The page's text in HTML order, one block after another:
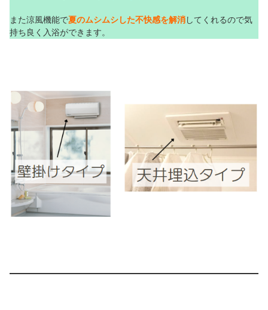
また涼風機能で夏のムシムシした不快感を解消してくれるので気
持ち良く入浴ができます。